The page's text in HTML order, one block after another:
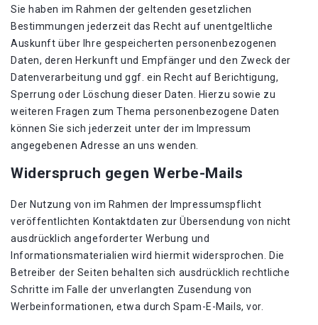
Sie haben im Rahmen der geltenden gesetzlichen
Bestimmungen jederzeit das Recht auf unentgeltliche
Auskunft über Ihre gespeicherten personenbezogenen
Daten, deren Herkunft und Empfänger und den Zweck der
Datenverarbeitung und ggf. ein Recht auf Berichtigung,
Sperrung oder Löschung dieser Daten. Hierzu sowie zu
weiteren Fragen zum Thema personenbezogene Daten
können Sie sich jederzeit unter der im Impressum
angegebenen Adresse an uns wenden.
Widerspruch gegen Werbe-Mails
Der Nutzung von im Rahmen der Impressumspflicht
veröffentlichten Kontaktdaten zur Übersendung von nicht
ausdrücklich angeforderter Werbung und
Informationsmaterialien wird hiermit widersprochen. Die
Betreiber der Seiten behalten sich ausdrücklich rechtliche
Schritte im Falle der unverlangten Zusendung von
Werbeinformationen, etwa durch Spam-E-Mails, vor.